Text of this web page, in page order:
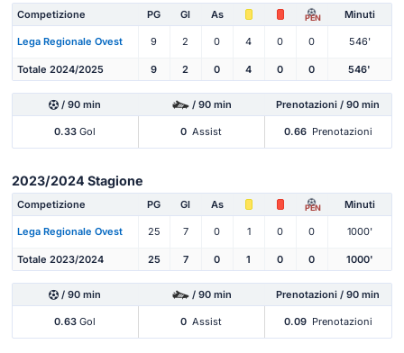
Competizione PG Gl As PEN Minuti
Lega Regionale Ovest 9 2 0 4 0 0 546'
Totale 2024/2025 9 2 0 4 0 0 546'
/ 90 min / 90 min Prenotazioni / 90 min
0.33 Gol 0 Assist 0.66 Prenotazioni
2023/2024 Stagione
Competizione PG Gl As PEN Minuti
Lega Regionale Ovest 25 7 0 1 0 0 1000'
Totale 2023/2024 25 7 0 1 0 0 1000'
/ 90 min / 90 min Prenotazioni / 90 min
0.63 Gol 0 Assist 0.09 Prenotazioni